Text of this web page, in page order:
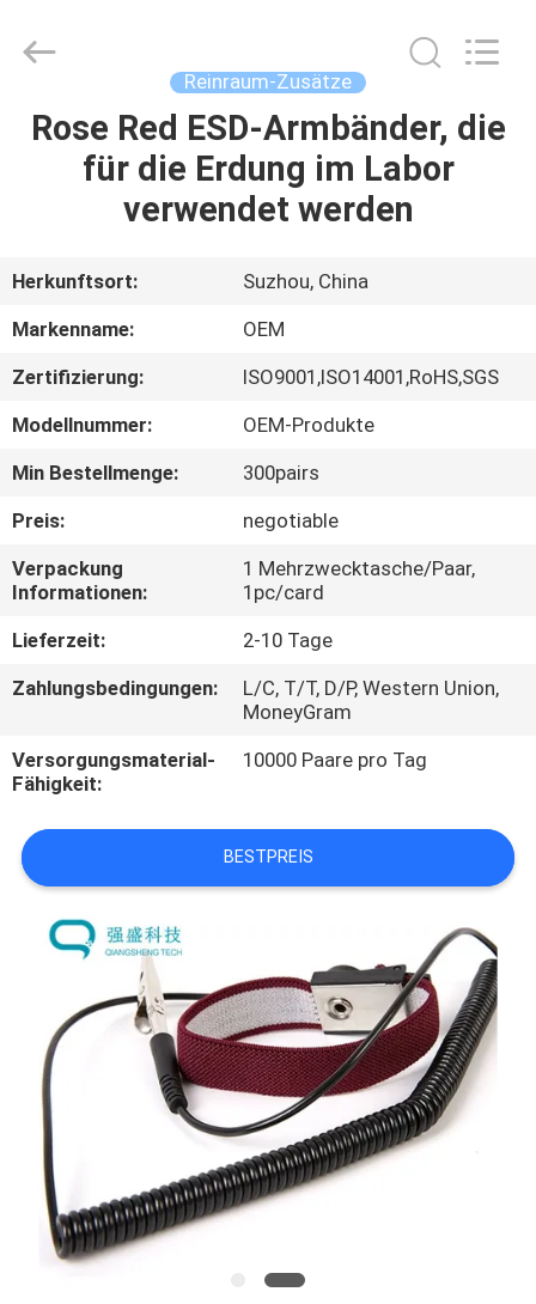
HAUS
PRODUKTE
ÜBER
UNS
FABRIK-
AUSFLUG
QUALITÄTSKONTROLLE
TRETEN
SIE
MIT
IN
VERBINDUNG
NACHRICHTEN
FORDERN
EIN
ZITAT
SITEMAP
PRIVACY
POLICY
Technology
Co.,Ltd.
Reinraum-Zusätze
Rose Red ESD-Armbänder, die
für die Erdung im Labor
verwendet werden
Herkunftsort:
Suzhou, China
Markenname:
OEM
Zertifizierung:
ISO9001,ISO14001,RoHS,SGS
Modellnummer:
OEM-Produkte
Min Bestellmenge:
300pairs
Preis:
negotiable
Verpackung
Informationen:
1 Mehrzwecktasche/Paar,
1pc/card
Lieferzeit:
2-10 Tage
Zahlungsbedingungen:
L/C, T/T, D/P, Western Union,
MoneyGram
Versorgungsmaterial-
Fähigkeit:
10000 Paare pro Tag
BESTPREIS